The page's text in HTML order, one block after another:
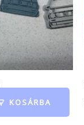
KOSÁRBA